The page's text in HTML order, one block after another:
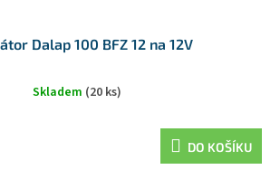
Dalap 100 BFZ 12 na 12V
Skladem (20 ks)
DO KOŠÍKU